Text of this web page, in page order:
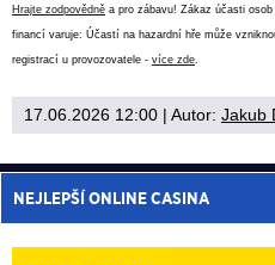
Hrajte zodpovědně a pro zábavu! Zákaz účasti
financí varuje: Účastí na hazardní hře může
registrací u provozovatele - více zde.
17.06.2026 12:00 | Autor: Jakub
NEJLEPŠÍ ONLINE CASINA